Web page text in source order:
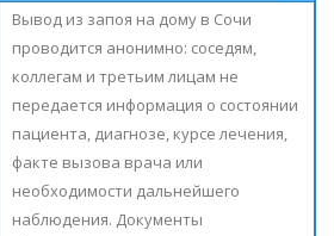
Вывод из запоя на дому в Сочи
проводится анонимно: соседям,
коллегам и третьим лицам не
передается информация о состоянии
пациента, диагнозе, курсе лечения,
факте вызова врача или
необходимости дальнейшего
наблюдения. Документы